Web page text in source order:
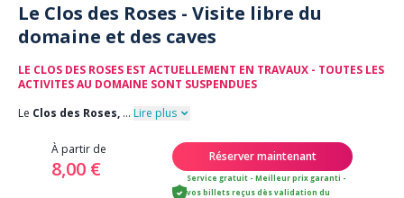
Le Clos des Roses - Visite libre du
domaine et des caves
LE CLOS DES ROSES EST ACTUELLEMENT EN TRAVAUX - TOUTES LES
ACTIVITES AU DOMAINE SONT SUSPENDUES
Le Clos des Roses, ... Lire plus
À partir de
8,00 €
Réserver maintenant
Service gratuit - Meilleur prix garanti -
vos billets reçus dès validation du